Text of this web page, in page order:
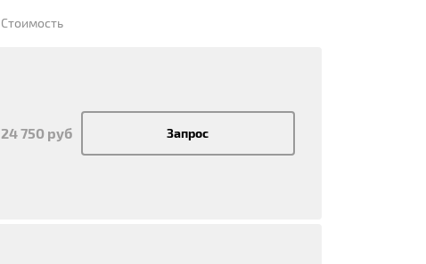
Стоимость
24 750 руб Запрос